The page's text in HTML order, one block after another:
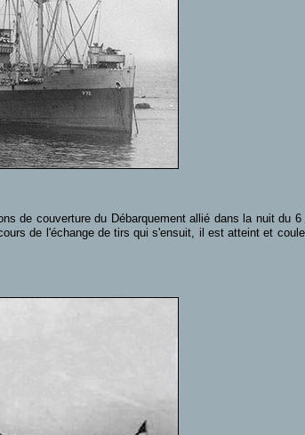
de couverture du Débarquement allié dans la nuit du 6
de l'échange de tirs qui s'ensuit, il est atteint et